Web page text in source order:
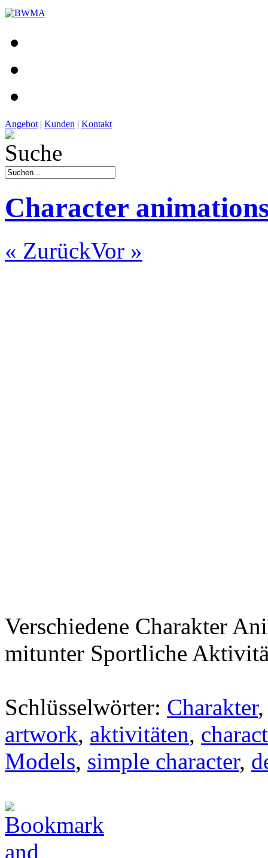
Angebot | Kunden | Kontakt
Character
« ZurückVor »
Verschiedene Charakter
mitunter Sportliche
Schlüsselwörter: Charakter,
artwork, aktivitäten,
Models, simple character,